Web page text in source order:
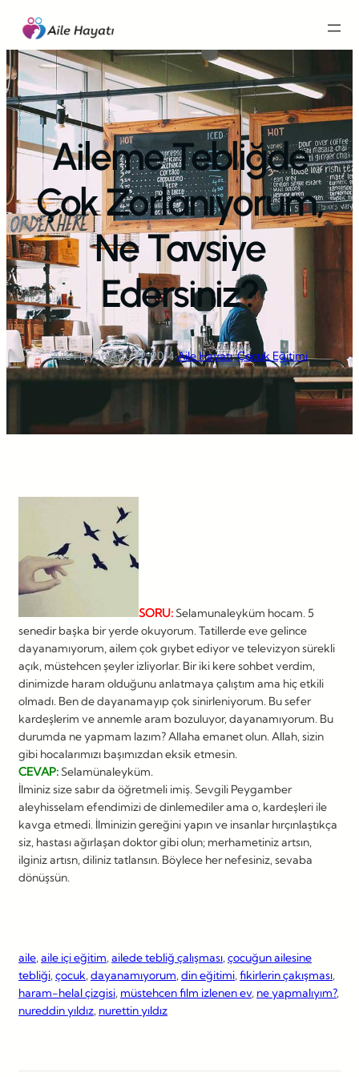
İçeriğe
geç
Aileme Tebliğde
Çok Zorlanıyorum,
Ne Tavsiye
Edersiniz?
Aile Hayatı·Ağu 22, 2014·Aile Hayatı, Çocuk Eğitimi
SORU:Selamunaleyküm hocam. 5
senedir başka bir yerde okuyorum. Tatillerde eve gelince
dayanamıyorum, ailem çok gıybet ediyor ve televizyon sürekli
açık, müstehcen şeyler izliyorlar. Bir iki kere sohbet verdim,
dinimizde haram olduğunu anlatmaya çalıştım ama hiç etkili
olmadı. Ben de dayanamayıp çok sinirleniyorum. Bu sefer
kardeşlerim ve annemle aram bozuluyor, dayanamıyorum. Bu
durumda ne yapmam lazım? Allaha emanet olun. Allah, sizin
gibi hocalarımızı başımızdan eksik etmesin.
CEVAP:Selamünaleyküm.
İlminiz size sabır da öğretmeli imiş. Sevgili Peygamber
aleyhisselam efendimizi de dinlemediler ama o, kardeşleri ile
kavga etmedi. İlminizin gereğini yapın ve insanlar hırçınlaştıkça
siz, hastası ağırlaşan doktor gibi olun; merhametiniz artsın,
ilginiz artısn, diliniz tatlansın. Böylece her nefesiniz, sevaba
dönüşsün.
aile, aile içi eğitim, ailede tebliğ çalışması, çocuğun ailesine
tebliği, çocuk, dayanamıyorum, din eğitimi, fikirlerin çakışması
haram-helal çizgisi, müstehcen film izlenen ev, ne yapmalıyım?
nureddin yıldız, nurettin yıldız